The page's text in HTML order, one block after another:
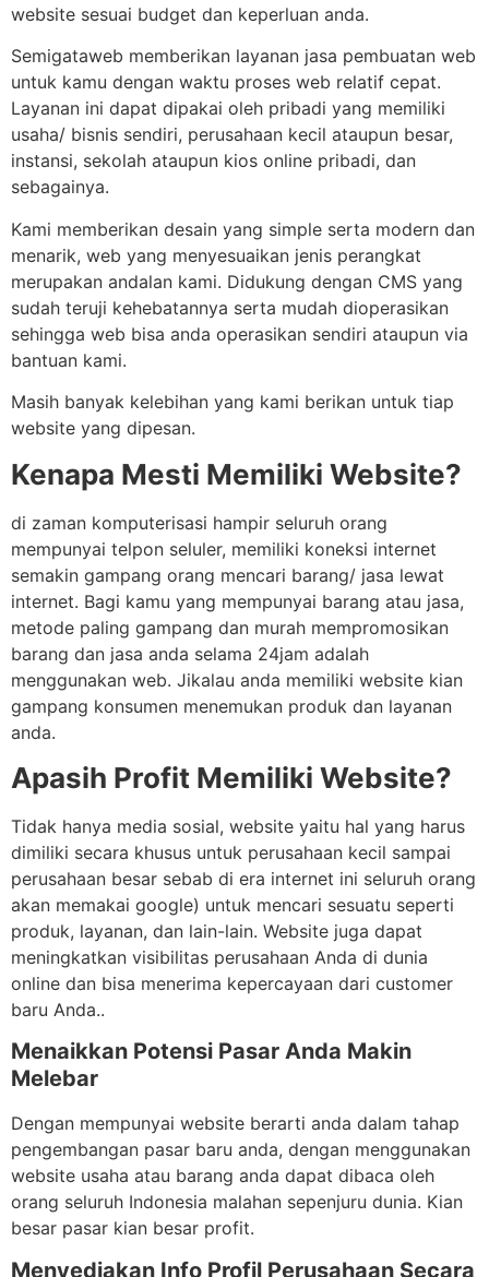
website sesuai budget dan keperluan anda.
Semigataweb memberikan layanan jasa pembuatan web
untuk kamu dengan waktu proses web relatif cepat.
Layanan ini dapat dipakai oleh pribadi yang memiliki
usaha/ bisnis sendiri, perusahaan kecil ataupun besar,
instansi, sekolah ataupun kios online pribadi, dan
sebagainya.
Kami memberikan desain yang simple serta modern dan
menarik, web yang menyesuaikan jenis perangkat
merupakan andalan kami. Didukung dengan CMS yang
sudah teruji kehebatannya serta mudah dioperasikan
sehingga web bisa anda operasikan sendiri ataupun via
bantuan kami.
Masih banyak kelebihan yang kami berikan untuk tiap
website yang dipesan.
Kenapa Mesti Memiliki Website?
di zaman komputerisasi hampir seluruh orang
mempunyai telpon seluler, memiliki koneksi internet
semakin gampang orang mencari barang/ jasa lewat
internet. Bagi kamu yang mempunyai barang atau jasa,
metode paling gampang dan murah mempromosikan
barang dan jasa anda selama 24jam adalah
menggunakan web. Jikalau anda memiliki website kian
gampang konsumen menemukan produk dan layanan
anda.
Apasih Profit Memiliki Website?
Tidak hanya media sosial, website yaitu hal yang harus
dimiliki secara khusus untuk perusahaan kecil sampai
perusahaan besar sebab di era internet ini seluruh orang
akan memakai google) untuk mencari sesuatu seperti
produk, layanan, dan lain-lain. Website juga dapat
meningkatkan visibilitas perusahaan Anda di dunia
online dan bisa menerima kepercayaan dari customer
baru Anda..
Menaikkan Potensi Pasar Anda Makin
Melebar
Dengan mempunyai website berarti anda dalam tahap
pengembangan pasar baru anda, dengan menggunakan
website usaha atau barang anda dapat dibaca oleh
orang seluruh Indonesia malahan sepenjuru dunia. Kian
besar pasar kian besar profit.
Menyediakan Info Profil Perusahaan Secara